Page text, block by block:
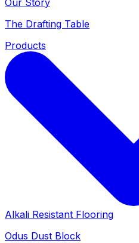
The Drafting Table
Products
Alkali Resistant Flooring
Odus Dust Block